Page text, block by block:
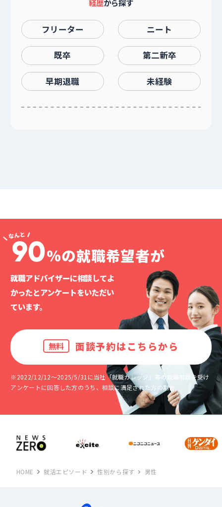
経歴から探す
フリーター ニート
既卒 第二新卒
早期退職 未経験
90%の就職希望者が
就職アドバイザーに相談してよ
かったとアンケートをいただい
ています。
無料 面談予約はこちらから
※2022/12/12～2025/5/31に当社「就職カレッジ」等の就職相談を受け
アンケートに回答した方のうち、相談に満足された方の割合
HOME 就活エピソード 性別から探す 男性